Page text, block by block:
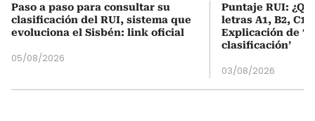
Paso a paso para consultar su
clasificación del RUI, sistema que
evoluciona el Sisbén: link oficial
05/08/2026
Puntaje RUI:
letras A1, B2, C1
Explicación de
clasificación’
03/08/2026